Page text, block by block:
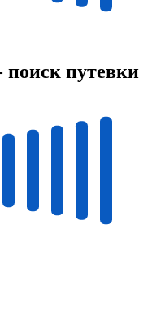
путевки